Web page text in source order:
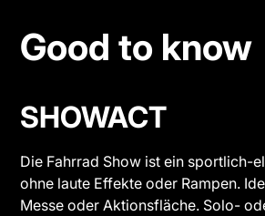
Good to know
SHOWACT
Die Fahrrad Show ist ein sportlich-
ohne laute Effekte oder Rampen.
Messe oder Aktionsfläche. Solo-